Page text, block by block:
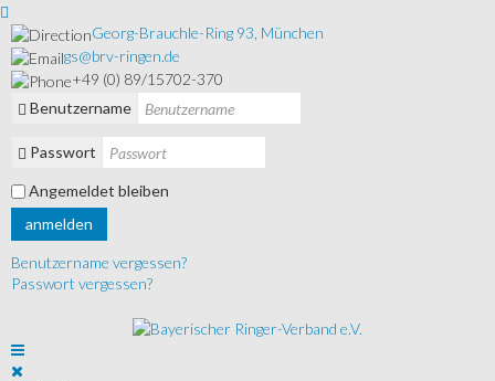
Georg-Brauchle-Ring 93, München
gs@brv-ringen.de
+49 (0) 89/15702-370
Benutzername
Passwort
Angemeldet bleiben
anmelden
Benutzername vergessen?
Passwort vergessen?